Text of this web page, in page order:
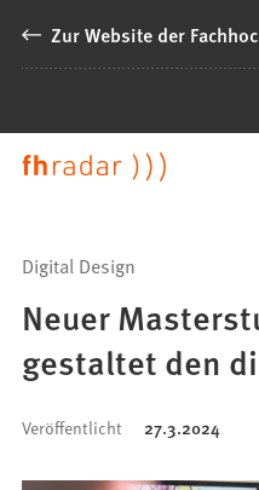
Inhalt anspringen
Zur Website der
News
FH
Dortmund
Digital Design
Neuer
gestaltet den
Veröffentlicht 27.3.2024